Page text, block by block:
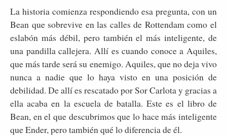
La historia comienza respondiendo esa pregunta, con un
Bean que sobrevive en las calles de Rottendam como el
eslabón más débil, pero también el más inteligente, de
una pandilla callejera. Allí es cuando conoce a Aquiles,
que más tarde será su enemigo. Aquiles, que no deja vivo
nunca a nadie que lo haya visto en una posición de
debilidad. De allí es rescatado por Sor Carlota y gracias a
ella acaba en la escuela de batalla. Este es el libro de
Bean, en el que descubrimos que lo hace más inteligente
que Ender, pero también qué lo diferencia de él.